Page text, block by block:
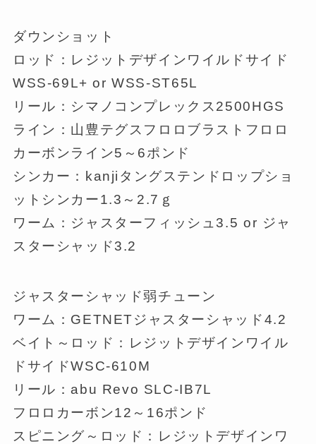
ダウンショット
ロッド：レジットデザインワイルドサイド
WSS-69L+ or WSS-ST65L
リール：シマノコンプレックス2500HGS
ライン：山豊テグスフロロブラストフロロ
カーボンライン5～6ポンド
シンカー：kanjiタングステンドロップショ
ットシンカー1.3～2.7ｇ
ワーム：ジャスターフィッシュ3.5 or ジャ
スターシャッド3.2
ジャスターシャッド弱チューン
ワーム：GETNETジャスターシャッド4.2
ベイト～ロッド：レジットデザインワイル
ドサイドWSC-610M
リール：abu Revo SLC-IB7L
フロロカーボン12～16ポンド
スピニング～ロッド：レジットデザインワ